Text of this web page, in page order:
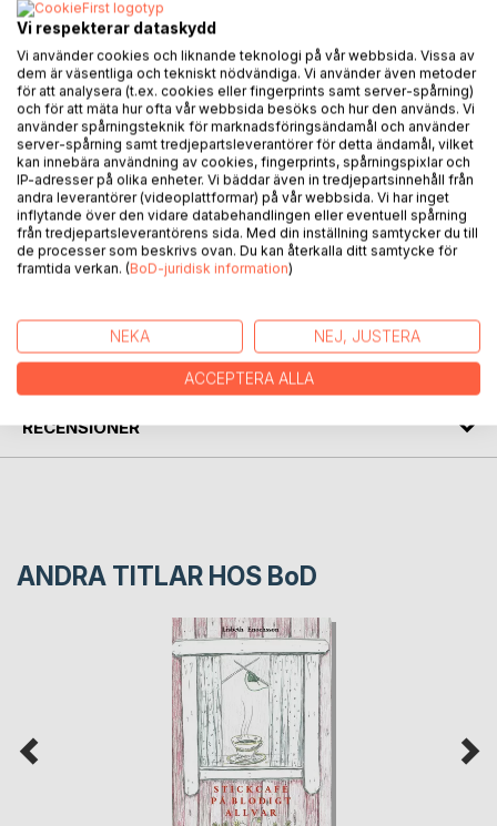
BESKRIVNING
Den lilla byn där fika, sticka och skvaller blandas med
mystiska omständigheter. Hildur och hennes vänner har
glimten i ögat men när allvaret kommer till byn går ingen
säker...
KOMMENTARER I PRESSEN
RECENSIONER
ANDRA TITLAR HOS BoD
Vi respekterar dataskydd
Vi använder cookies och liknande teknologi på vår webbsida. Vissa av
dem är väsentliga och tekniskt nödvändiga. Vi använder även metoder
för att analysera (t.ex. cookies eller fingerprints samt server-spårning)
och för att mäta hur ofta vår webbsida besöks och hur den används. Vi
använder spårningsteknik för marknadsföringsändamål och använder
server-spårning samt tredjepartsleverantörer för detta ändamål, vilket
kan innebära användning av cookies, fingerprints, spårningspixlar och
IP-adresser på olika enheter. Vi bäddar även in tredjepartsinnehåll från
andra leverantörer (videoplattformar) på vår webbsida. Vi har inget
inflytande över den vidare databehandlingen eller eventuell spårning
från tredjepartsleverantörens sida. Med din inställning samtycker du till
de processer som beskrivs ovan. Du kan återkalla ditt samtycke för
framtida verkan. (BoD-juridisk information)
NEKA NEJ, JUSTERA
ACCEPTERA ALLA